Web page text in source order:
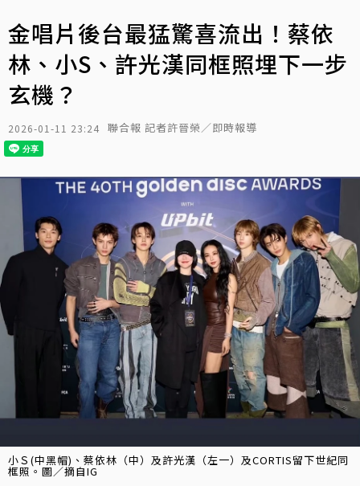
金唱片後台最猛驚喜流出！蔡依
林、小S、許光漢同框照埋下一步
玄機？
2026-01-11 23:24 聯合報 記者許晉榮／即時報導
小Ｓ(中黑帽)、蔡依林（中）及許光漢（左一）及CORTIS留下世紀同
框照。圖／摘自IG